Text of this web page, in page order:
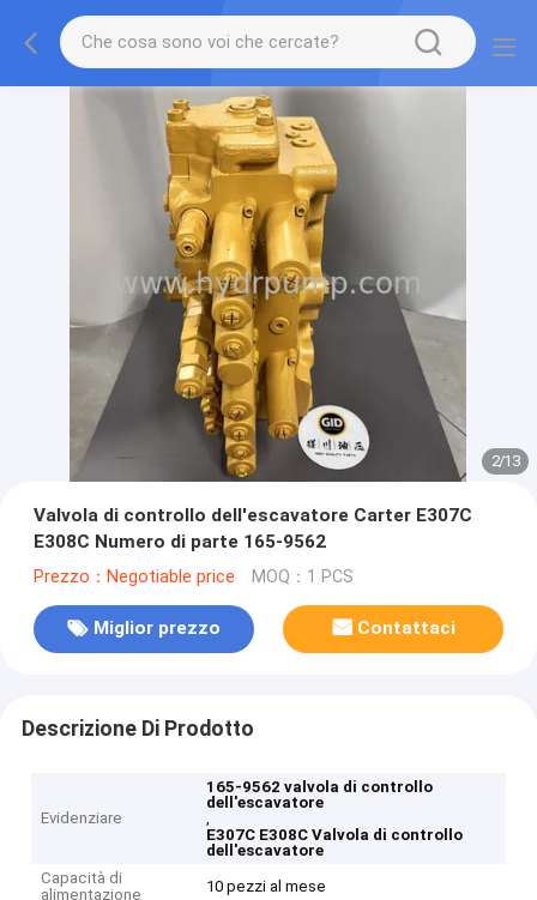
2/13
Valvola di controllo dell'escavatore Carter E307C
E308C Numero di parte 165-9562
Prezzo：Negotiable price MOQ：1 PCS
Miglior prezzo Contattaci
Descrizione Di Prodotto
Evidenziare
165-9562 valvola di controllo
dell'escavatore
,
E307C E308C Valvola di controllo
dell'escavatore
Capacità di
alimentazione
10 pezzi al mese